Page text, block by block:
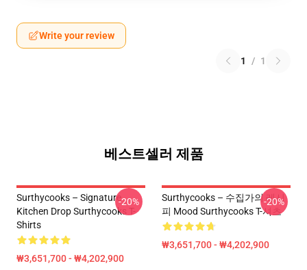
Write your review
1 / 1
베스트셀러 제품
Surthycooks – Signature
Kitchen Drop Surthycooks T-
Shirts
₩3,651,700 - ₩4,202,900
-20%
Surthycooks – 수집가의 레시
피 Mood Surthycooks T-셔츠
₩3,651,700 - ₩4,202,900
-20%